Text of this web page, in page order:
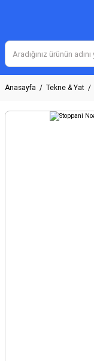
Anasayfa Tekne & Yat